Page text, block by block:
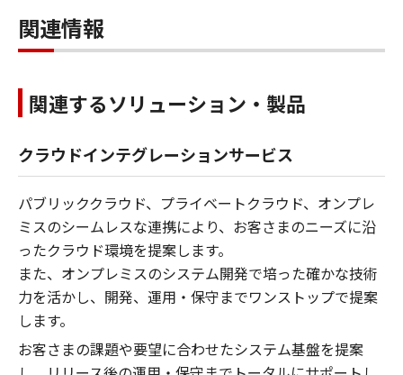
関連情報
関連するソリューション・製品
クラウドインテグレーションサービス
パブリッククラウド、プライベートクラウド、オンプレ
ミスのシームレスな連携により、お客さまのニーズに沿
ったクラウド環境を提案します。
また、オンプレミスのシステム開発で培った確かな技術
力を活かし、開発、運用・保守までワンストップで提案
します。
お客さまの課題や要望に合わせたシステム基盤を提案